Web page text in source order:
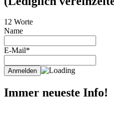
12 Worte
Name
E-Mail*
Immer neueste Info!